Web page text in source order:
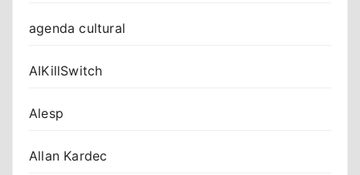
agenda cultural
AIKillSwitch
Alesp
Allan Kardec